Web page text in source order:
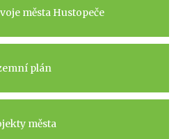
města Hustopeče
plán
města